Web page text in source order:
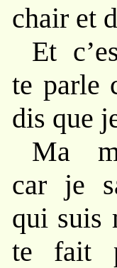
chair et
Et
te parle
dis que
Ma
car je
qui suis
te fait